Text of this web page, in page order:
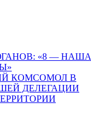
«8 — НАША
КОМСОМОЛ В
ДЕЛЕГАЦИИ